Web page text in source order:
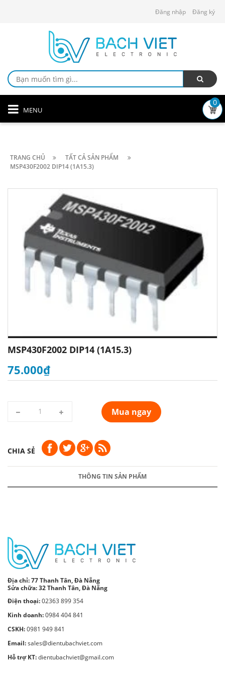
Đăng nhập Đăng ký
MENU
0
TRANG CHỦ
TẤT CẢ SẢN PHẨM
MSP430F2002 DIP14 (1A15.3)
MSP430F2002 DIP14 (1A15.3)
75.000₫
Mua ngay
CHIA SẺ
THÔNG TIN SẢN PHẨM
Địa chỉ:77 Thanh Tân, Đà Nẵng
Sửa chữa: 32 Thanh Tân, Đà Nẵng
Điện thoại:02363 899 354
Kinh doanh:0984 404 841
CSKH:0981 949 841
Email:sales@dientubachviet.com
Hỗ trợ KT:dientubachviet@gmail.com